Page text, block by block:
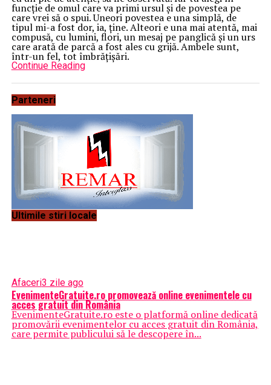
funcție de omul care va primi ursul și de povestea pe
care vrei să o spui. Uneori povestea e una simplă, de
tipul mi-a fost dor, ia, ține. Alteori e una mai atentă, mai
compusă, cu lumini, flori, un mesaj pe panglică și un urs
care arată de parcă a fost ales cu grijă. Ambele sunt,
într-un fel, tot îmbrățișări.
Continue Reading
Parteneri
Ultimile stiri locale
Afaceri3 zile ago
EvenimenteGratuite.ro promovează online evenimentele cu
acces gratuit din România
EvenimenteGratuite.ro este o platformă online dedicată
promovării evenimentelor cu acces gratuit din România,
care permite publicului să le descopere în...